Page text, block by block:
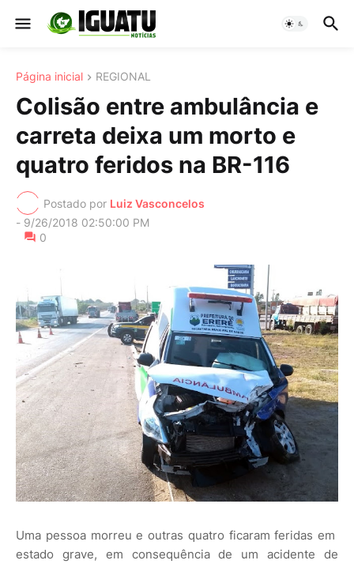
Página inicial REGIONAL
Colisão entre ambulância e
carreta deixa um morto e
quatro feridos na BR-116
Postado por Luiz Vasconcelos
- 9/26/2018 02:50:00 PM
0
Uma pessoa morreu e outras quatro ficaram feridas em
estado grave, em consequência de um acidente de